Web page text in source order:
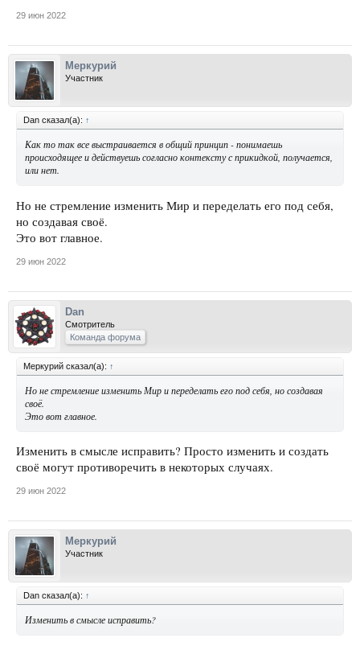
29 июн 2022
Меркурий
Участник
Dan сказал(а): ↑
Как то так все выстраивается в общий принцип - понимаешь
происходящее и действуешь согласно контексту с прикидкой, получается,
или нет.
Но не стремление изменить Мир и переделать его под себя,
но создавая своё.
Это вот главное.
29 июн 2022
Dan
Смотритель
Команда форума
Меркурий сказал(а): ↑
Но не стремление изменить Мир и переделать его под себя, но создавая
своё.
Это вот главное.
Изменить в смысле исправить? Просто изменить и создать
своё могут противоречить в некоторых случаях.
29 июн 2022
Меркурий
Участник
Dan сказал(а): ↑
Изменить в смысле исправить?